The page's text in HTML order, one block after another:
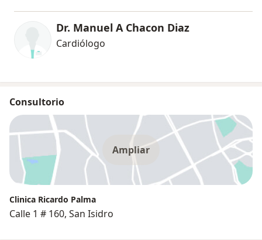
Dr. Manuel A Chacon Diaz
Cardiólogo
Consultorio
Ampliar
Clinica Ricardo Palma
Calle 1 # 160, San Isidro